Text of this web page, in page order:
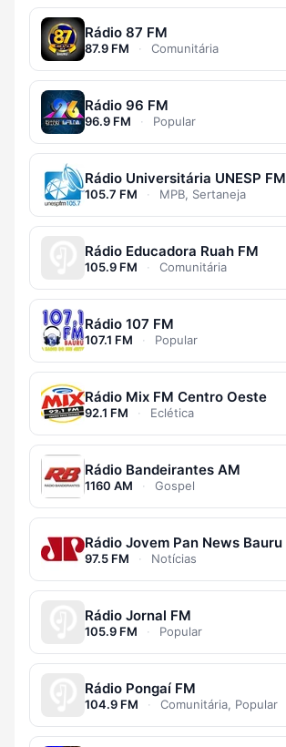
Rádio 87 FM
87.9 FM · Comunitária
Rádio 96 FM
96.9 FM · Popular
Rádio Universitária UNESP FM
105.7 FM · MPB, Sertaneja
Rádio Educadora Ruah FM
105.9 FM · Comunitária
Rádio 107 FM
107.1 FM · Popular
Rádio Mix FM Centro Oeste
92.1 FM · Eclética
Rádio Bandeirantes AM
1160 AM · Gospel
Rádio Jovem Pan News Bauru
97.5 FM · Notícias
Rádio Jornal FM
105.9 FM · Popular
Rádio Pongaí FM
104.9 FM · Comunitária, Popular